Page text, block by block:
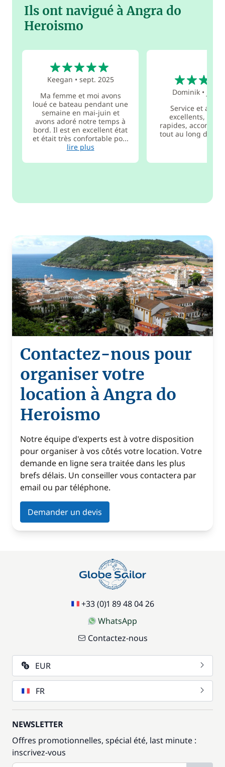
Ils ont navigué à Angra do
Heroismo
Keegan • sept. 2025
Ma femme et moi avons
loué ce bateau pendant une
semaine en mai-juin et
avons adoré notre temps à
bord. Il est en excellent état
et était très confortable po...
lire plus
Dominik •
Service et
excellents,
rapides,
tout au long de la
Contactez-nous pour
organiser votre
location à Angra do
Heroismo
Notre équipe d'experts est à votre disposition
pour organiser à vos côtés votre location. Votre
demande en ligne sera traitée dans les plus
brefs délais. Un conseiller vous contactera par
email ou par téléphone.
Demander un devis
+33 (0)1 89 48 04 26
WhatsApp
Contactez-nous
EUR
FR
NEWSLETTER
Offres promotionnelles, spécial été, last minute :
inscrivez-vous